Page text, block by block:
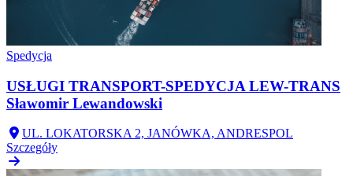
Spedycja
USŁUGI TRANSPORT-SPEDYCJA LEW-TRANS
Sławomir Lewandowski
UL. LOKATORSKA 2, JANÓWKA, ANDRESPOL
Szczegóły